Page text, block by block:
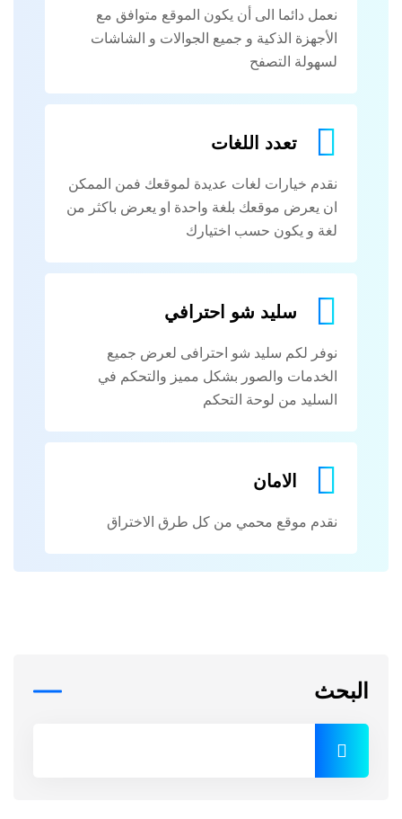
نعمل دائما الى أن يكون الموقع متوافق مع
الأجهزة الذكية و جميع الجوالات و الشاشات
لسهولة التصفح
تعدد اللغات
نقدم خيارات لغات عديدة لموقعك فمن الممكن
ان يعرض موقعك بلغة واحدة او يعرض باكثر من
لغة و يكون حسب اختيارك
سليد شو احترافي
نوفر لكم سليد شو احترافى لعرض جميع
الخدمات والصور بشكل مميز والتحكم في
السليد من لوحة التحكم
الامان
نقدم موقع محمي من كل طرق الاختراق
البحث